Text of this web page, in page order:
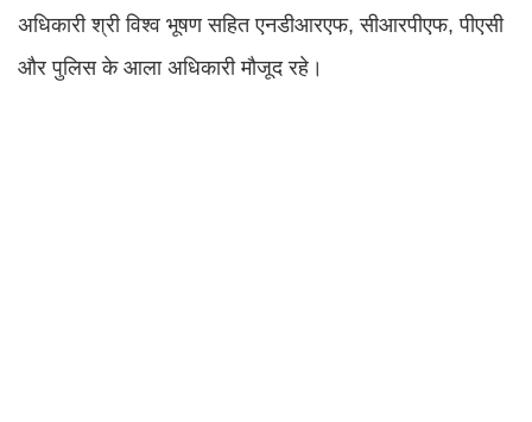
अधिकारी श्री विश्व भूषण सहित एनडीआरएफ, सीआरपीएफ, पीएसी
और पुलिस के आला अधिकारी मौजूद रहे।